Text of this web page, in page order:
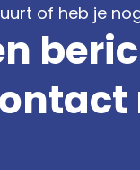
of heb je